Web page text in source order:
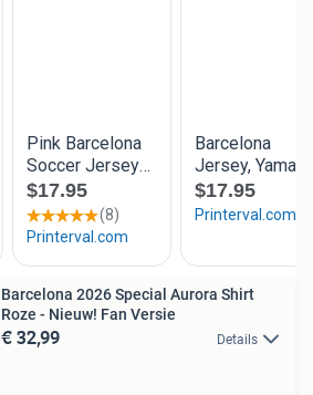
Barcelona 2026 Special Aurora Shirt
Roze - Nieuw! Fan Versie
€ 32,99 Details